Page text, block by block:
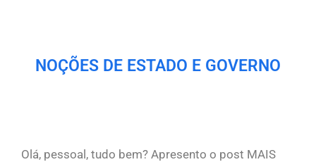
NOÇÕES DE ESTADO E GOVERNO
Olá, pessoal, tudo bem? Apresento o post MAIS